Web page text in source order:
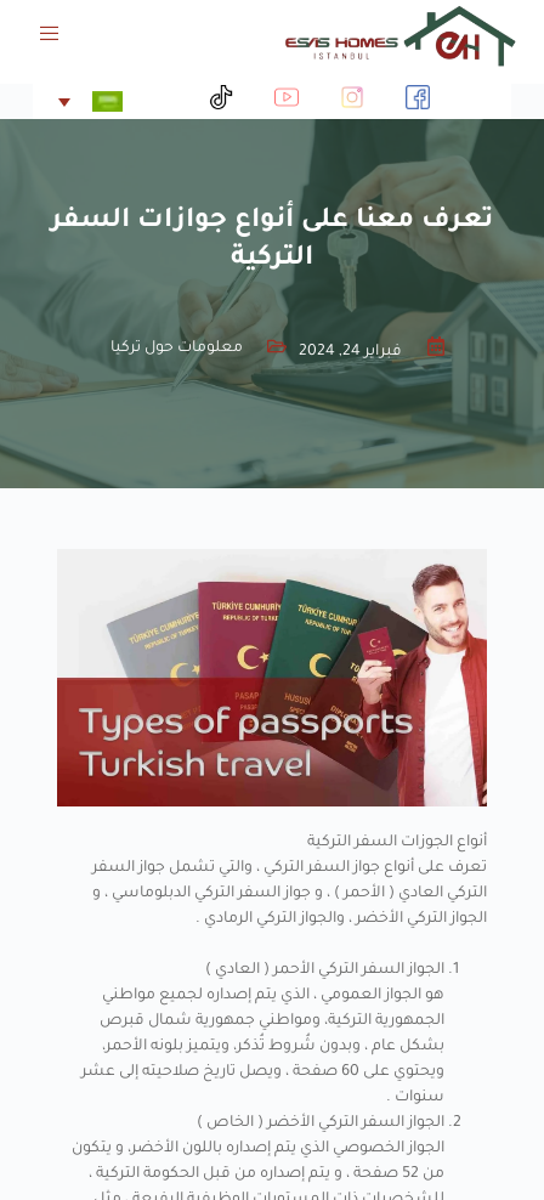
ح
تعرف معنا على أنواع جوازات السفر
التركية
فبراير 24, 2024 معلومات حول تركيا
أنواع الجوزات السفر التركية
تعرف على أنواع جواز السفر التركي ، والتي تشمل جواز السفر
التركي العادي ( الأحمر ) ، و جواز السفر التركي الدبلوماسي ، و
الجواز التركي الأخضر ، والجواز التركي الرمادي .
الجواز السفر التركي الأحمر ( العادي )
هو الجواز العمومي ، الذي يتم إصداره لجميع مواطني
الجمهورية التركية، ومواطني جمهورية شمال قبرص
بشكل عام ، وبدون شُروط تُذكر، ويتميز بلونه الأحمر،
ويحتوي على 60 صفحة ، ويصل تاريخ صلاحيته إلى عشر
سنوات .
الجواز السفر التركي الأخضر ( الخاص )
الجواز الخصوصي الذي يتم إصداره باللون الأخضر، و يتكون
من 52 صفحة ، و يتم إصداره من قبل الحكومة التركية ،